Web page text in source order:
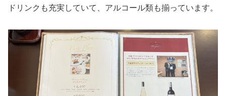
ドリンクも充実していて、アルコール類も揃っています。